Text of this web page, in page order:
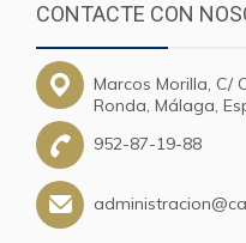
CONTACTE CON
Marcos Morilla, C/
Ronda, Málaga,
952-87-19-88